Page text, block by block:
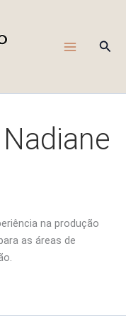
na produção
as áreas de